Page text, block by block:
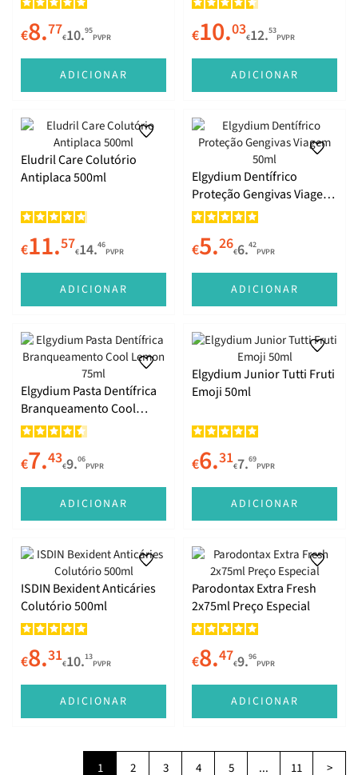
€8.77€10.95
PVPR
ADICIONAR
€10.03€12.53
PVPR
ADICIONAR
Eludril Care Colutório
Antiplaca 500ml
€11.57€14.46
PVPR
ADICIONAR
Elgydium Dentífrico
Proteção Gengivas Viagem
50ml
€5.26€6.42
PVPR
ADICIONAR
Elgydium Pasta Dentífrica
Branqueamento Cool
Lemon 75ml
€7.43€9.06
PVPR
ADICIONAR
Elgydium Junior Tutti Fruti
Emoji 50ml
€6.31€7.69
PVPR
ADICIONAR
ISDIN Bexident Anticáries
Colutório 500ml
€8.31€10.13
PVPR
ADICIONAR
Parodontax Extra Fresh
2x75ml Preço Especial
€8.47€9.96
PVPR
ADICIONAR
1 2 3 4 5 ... 11 >